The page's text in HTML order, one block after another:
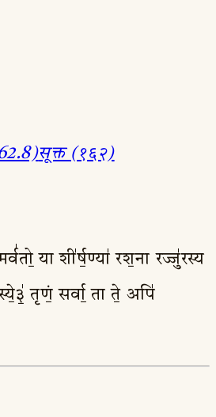
सूक्त (१६२)
या शी॑र्ष॒ण्या॑ रश॒ना रज्जु॑रस्य
तृणं॒ सर्वा॒ ता ते॒ अपि॑